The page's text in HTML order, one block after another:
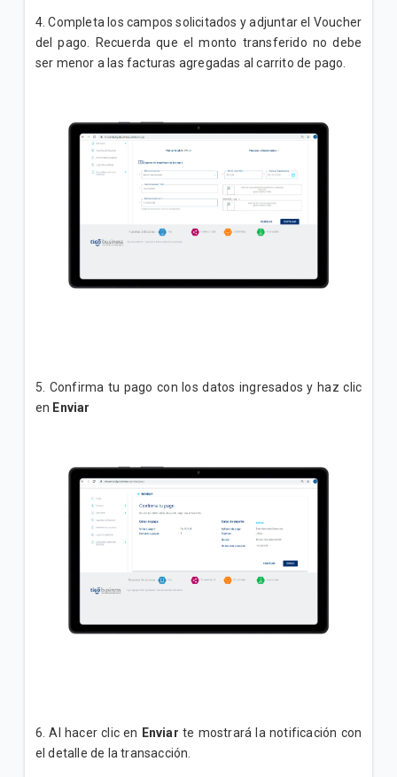
4. Completa los campos solicitados y adjuntar el Voucher
del pago. Recuerda que el monto transferido no debe
ser menor a las facturas agregadas al carrito de pago.
5. Confirma tu pago con los datos ingresados y haz clic
en Enviar
6. Al hacer clic en Enviar te mostrará la notificación con
el detalle de la transacción.